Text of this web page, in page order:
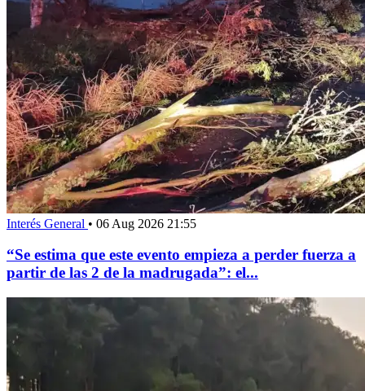
Interés General • 06 Aug 2026 21:55
“Se estima que este evento empieza a perder fuerza a
partir de las 2 de la madrugada”: el...